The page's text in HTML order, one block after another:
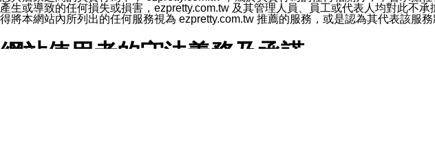
產生或導致的任何損失或損害，ezpretty.com.tw 及其管理人員、員工或代表人均對此不
得將本網站內所列出的任何服務視為 ezpretty.com.tw 推薦的服務，或是認為其代表該服
網站使用者的守法義務及承諾